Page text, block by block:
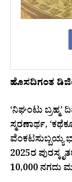
ಹೊಸದಿಗಂತ
‘ನಿಘಂಟು
ಸ್ಮರಣಾರ್ಥ,
ವೆಂಕಟಸುಬ್ಬಯ್ಯ
2025ರ
₹10,000 ನಗದು